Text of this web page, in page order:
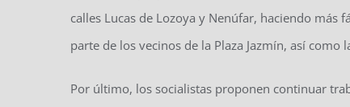
calles Lucas de Lozoya y Nenúfar, haciendo más
parte de los vecinos de la Plaza Jazmín, así
Por último, los socialistas proponen continuar